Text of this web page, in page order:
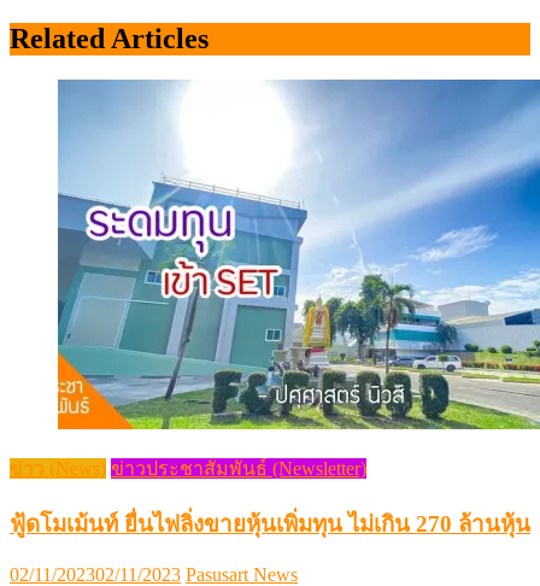
Related Articles
ข่าว (News) ข่าวประชาสัมพันธ์ (Newsletter)
ฟู้ดโมเม้นท์ ยื่นไฟลิ่งขายหุ้นเพิ่มทุน ไม่เกิน 270 ล้านหุ้น
Posted
02/11/202302/11/2023 Author
Pasusart News